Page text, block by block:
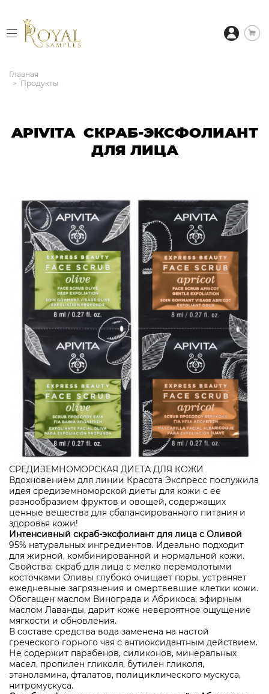
Главная
Продукты
APIVITA СКРАБ-ЭКСФОЛИАНТ
ДЛЯ ЛИЦА
СРЕДИЗЕМНОМОРСКАЯ ДИЕТА ДЛЯ КОЖИ
Вдохновением для линии Красота Экспресс послужила
идея средиземноморской диеты для кожи с ее
разнообразием фруктов и овощей, содержащих
ценные вещества для сбалансированного питания и
здоровья кожи!
Интенсивный скраб-эксфолиант для лица с Оливой
95% натуральных ингредиентов. Идеально подходит
для жирной, комбинированной и нормальной кожи.
Свойства: скраб для лица с мелко перемолотыми
косточками Оливы глубоко очищает поры, устраняет
ежедневные загрязнения и омертвевшие клетки кожи.
Обогащен маслом Винограда и Абрикоса, эфирным
маслом Лаванды, дарит коже невероятное ощущение
мягкости и обновления.
В составе средства вода заменена на настой
греческого горного чая с антиоксидантным действием.
Не содержит парабенов, силиконов, минеральных
масел, пропилен гликоля, бутилен гликоля,
этаноламина, фталатов, полициклического мускуса,
нитромускуса.